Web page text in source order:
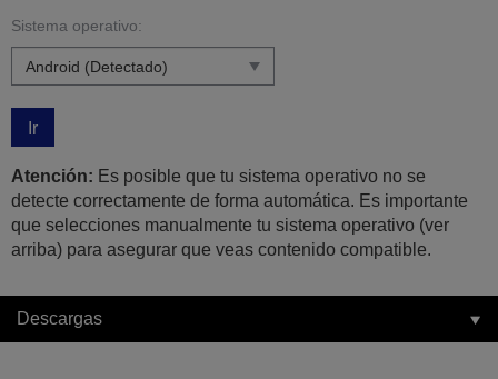
Sistema operativo:
Ir
Atención: Es posible que tu sistema operativo no se
detecte correctamente de forma automática. Es importante
que selecciones manualmente tu sistema operativo (ver
arriba) para asegurar que veas contenido compatible.
Descargas